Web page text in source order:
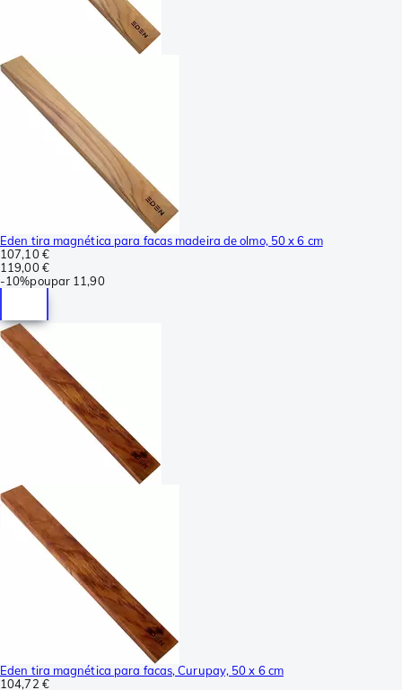
Eden tira magnética para facas madeira de olmo, 50 x 6 cm
107,10 €
119,00 €
-10%poupar 11,90
Eden tira magnética para facas, Curupay, 50 x 6 cm
104,72 €